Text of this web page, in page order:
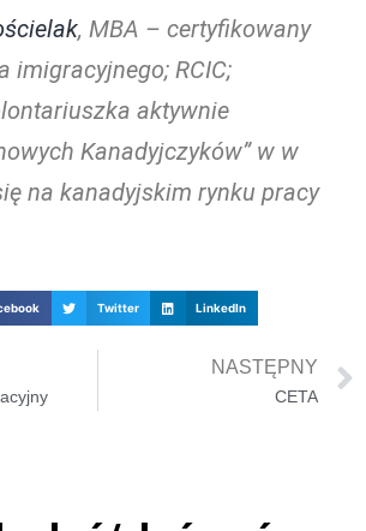
, MBA – certyfikowany
imigracyjnego; RCIC;
aktywnie
Kanadyjczyków” w w
na kanadyjskim rynku pracy
Twitter LinkedIn
NASTĘPNY
CETA